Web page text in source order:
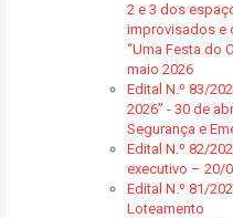
2 e 3 dos
improvisados e
“Uma Festa do
maio 2026
Edital N.º 83/
2026” - 30 de
Segurança e
Edital N.º 82/
executivo – 20/
Edital N.º 81/
Loteamento